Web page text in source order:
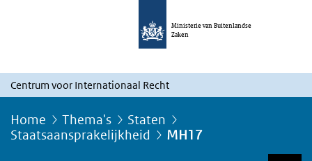
Ministerie van Buitenlandse
Zaken
Centrum voor Internationaal Recht
Home Thema's
Staten
Staatsaansprakelijkheid
MH17